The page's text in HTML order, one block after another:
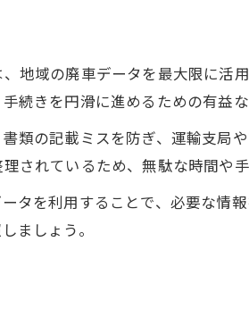
ータで業者選定の失敗リスクを回避
続きの手間削減とデータの関係性
を防ぐための要点を徹底解説
よくある手続きミスと予防策
申請時に注意すべき情報の確認方法
地域の廃車データを最大限に活
きを円滑に進めるための有益な
の記載ミスを防ぎ、運輸支局
れているため、無駄な時間や手
タを利用することで、必要な情
ましょう。